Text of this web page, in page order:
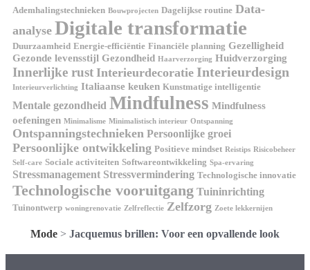
Ademhalingstechnieken Bouwprojecten Dagelijkse routine Data-
analyse Digitale transformatie
Duurzaamheid Energie-efficiëntie Financiële planning Gezelligheid
Gezonde levensstijl Gezondheid Haarverzorging Huidverzorging
Innerlijke rust Interieurdecoratie Interieurdesign
Interieurverlichting Italiaanse keuken Kunstmatige intelligentie
Mentale gezondheid Mindfulness Mindfulness
oefeningen Minimalisme Minimalistisch interieur Ontspanning
Ontspanningstechnieken Persoonlijke groei
Persoonlijke ontwikkeling Positieve mindset Reistips Risicobeheer
Self-care Sociale activiteiten Softwareontwikkeling Spa-ervaring
Stressmanagement Stressvermindering Technologische innovatie
Technologische vooruitgang Tuininrichting
Tuinontwerp woningrenovatie Zelfreflectie Zelfzorg Zoete lekkernijen
Mode > Jacquemus brillen: Voor een opvallende look